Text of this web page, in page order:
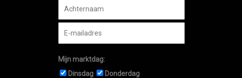
Mijn marktdag:
Dinsdag
Donderdag